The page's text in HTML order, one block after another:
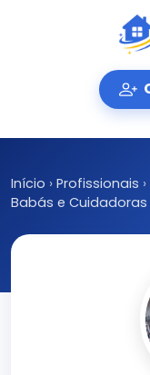
Início › Profissionais ›
Babás e